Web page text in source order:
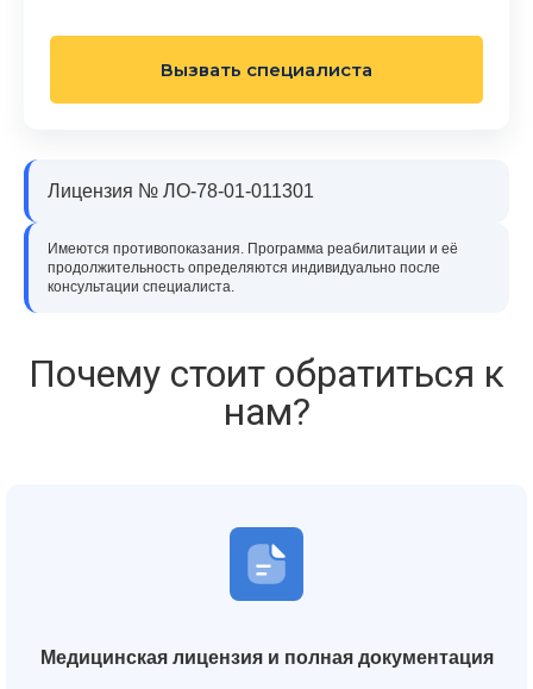
Вызвать специалиста
Лицензия № ЛО-78-01-011301
Имеются противопоказания. Программа реабилитации и её
продолжительность определяются индивидуально после
консультации специалиста.
Почему стоит обратиться к
нам?
Медицинская лицензия и полная документация